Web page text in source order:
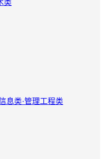
类
息类·管理工程类